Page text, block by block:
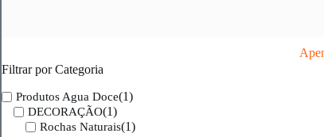
Filtrar por Categoria
Produtos Agua Doce(1)
DECORAÇÃO(1)
Rochas Naturais(1)